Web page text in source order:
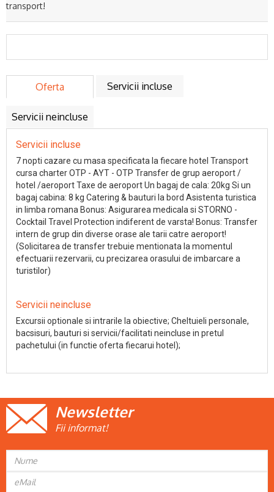
transport!
Oferta Servicii incluse
Servicii neincluse
Servicii incluse
7 nopti cazare cu masa specificata la fiecare hotel Transport
cursa charter OTP - AYT - OTP Transfer de grup aeroport /
hotel /aeroport Taxe de aeroport Un bagaj de cala: 20kg Si un
bagaj cabina: 8 kg Catering & bauturi la bord Asistenta turistica
in limba romana Bonus: Asigurarea medicala si STORNO -
Cocktail Travel Protection indiferent de varsta! Bonus: Transfer
intern de grup din diverse orase ale tarii catre aeroport!
(Solicitarea de transfer trebuie mentionata la momentul
efectuarii rezervarii, cu precizarea orasului de imbarcare a
turistilor)
Servicii neincluse
Excursii optionale si intrarile la obiective; Cheltuieli personale,
bacsisuri, bauturi si servicii/facilitati neincluse in pretul
pachetului (in functie oferta fiecarui hotel);
Newsletter
Fii informat!